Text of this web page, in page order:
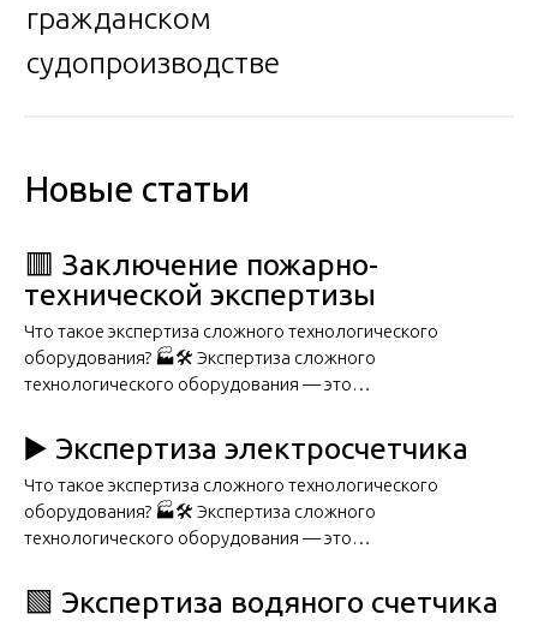
гражданском
судопроизводстве
Новые статьи
🟥 Заключение пожарно-
технической экспертизы
Что такое экспертиза сложного технологического
оборудования? 🏭🛠️ Экспертиза сложного
технологического оборудования — это…
▶️ Экспертиза электросчетчика
Что такое экспертиза сложного технологического
оборудования? 🏭🛠️ Экспертиза сложного
технологического оборудования — это…
🟩 Экспертиза водяного счетчика